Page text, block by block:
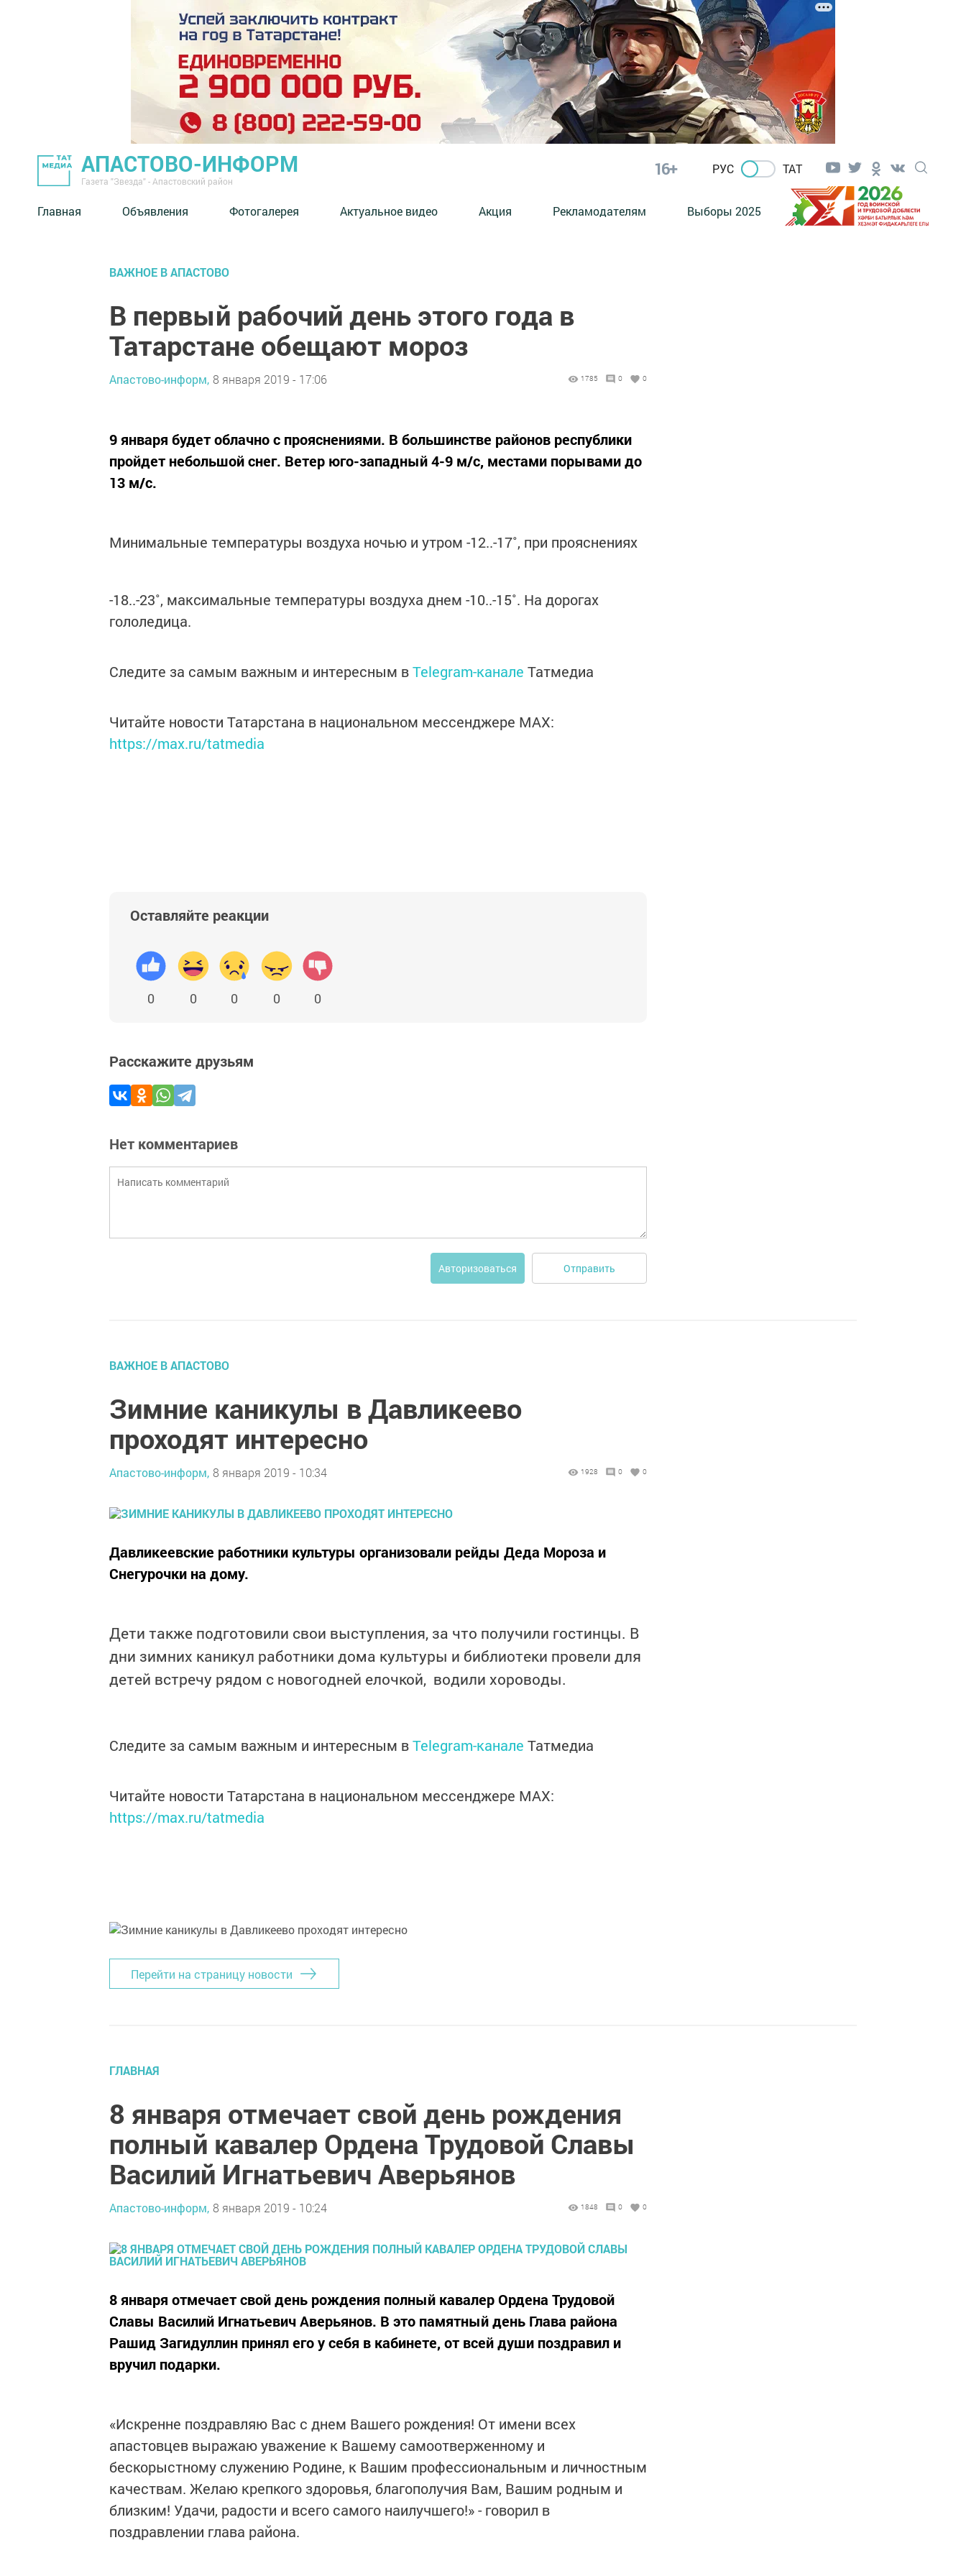
АПАСТОВО-ИНФОРМ
Газета "Звезда" - Апастовский район
16+ РУС ТАТ
Главная Объявления Фотогалерея Актуальное видео Акция Рекламодателям Выборы 2025
ВАЖНОЕ В АПАСТОВО
В первый рабочий день этого года в
Татарстане обещают мороз
Апастово-информ, 8 января 2019 - 17:06 1785 0 0
9 января будет облачно с прояснениями. В большинстве районов республики
пройдет небольшой снег. Ветер юго-западный 4-9 м/с, местами порывами до
13 м/с.
Минимальные температуры воздуха ночью и утром -12..-17˚, при прояснениях
-18..-23˚, максимальные температуры воздуха днем -10..-15˚. На дорогах
гололедица.
Следите за самым важным и интересным вTelegram-канале Татмедиа
Читайте новости Татарстана в национальном мессенджере MАХ:
https://max.ru/tatmedia
Оставляйте реакции
0 0 0 0 0
Расскажите друзьям
Нет комментариев
Авторизоваться Отправить
ВАЖНОЕ В АПАСТОВО
Зимние каникулы в Давликеево
проходят интересно
Апастово-информ, 8 января 2019 - 10:34 1928 0 0
Давликеевские работники культуры организовали рейды Деда Мороза и
Снегурочки на дому.
Дети также подготовили свои выступления, за что получили гостинцы. В
дни зимних каникул работники дома культуры и библиотеки провели для
детей встречу рядом с новогодней елочкой, водили хороводы.
Следите за самым важным и интересным вTelegram-канале Татмедиа
Читайте новости Татарстана в национальном мессенджере MАХ:
https://max.ru/tatmedia
Перейти на страницу новости
ГЛАВНАЯ
8 января отмечает свой день рождения
полный кавалер Ордена Трудовой Славы
Василий Игнатьевич Аверьянов
Апастово-информ, 8 января 2019 - 10:24 1848 0 0
8 января отмечает свой день рождения полный кавалер Ордена Трудовой
Славы Василий Игнатьевич Аверьянов. В это памятный день Глава района
Рашид Загидуллин принял его у себя в кабинете, от всей души поздравил и
вручил подарки.
«Искренне поздравляю Вас с днем Вашего рождения! От имени всех
апастовцев выражаю уважение к Вашему самоотверженному и
бескорыстному служению Родине, к Вашим профессиональным и личностным
качествам. Желаю крепкого здоровья, благополучия Вам, Вашим родным и
близким! Удачи, радости и всего самого наилучшего!» - говорил в
поздравлении глава района.